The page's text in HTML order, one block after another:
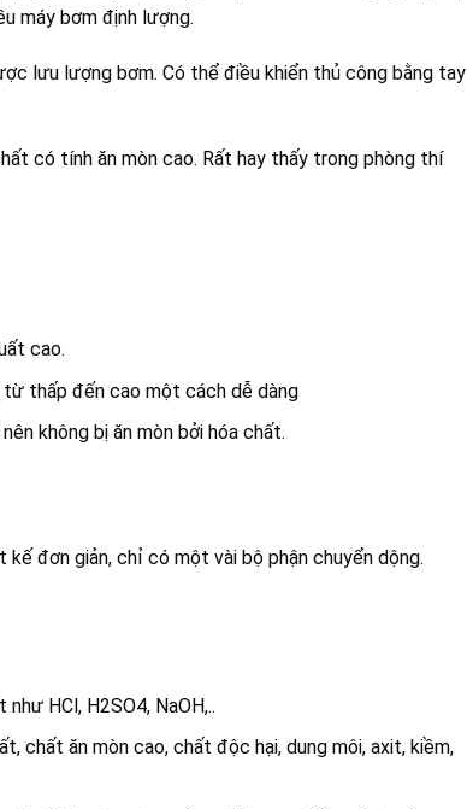
máy bơm định lượng.
lưu lượng bơm. Có thể điều khiển thủ công bằng tay
có tính ăn mòn cao. Rất hay thấy trong phòng thí
cao.
thấp đến cao một cách dễ dàng
không bị ăn mòn bởi hóa chất.
đơn giản, chỉ có một vài bộ phận chuyển dộng.
HCl, H2SO4, NaOH,..
chất ăn mòn cao, chất độc hại, dung môi, axit, kiềm,